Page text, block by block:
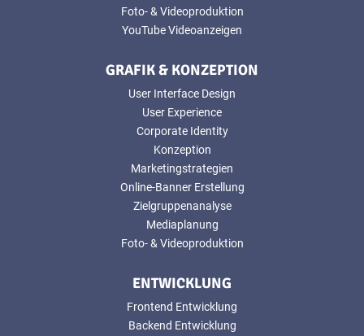
Foto- & Videoproduktion
YouTube Videoanzeigen
GRAFIK & KONZEPTION
User Interface Design
User Experience
Corporate Identity
Konzeption
Marketingstrategien
Online-Banner Erstellung
Zielgruppenanalyse
Mediaplanung
Foto- & Videoproduktion
ENTWICKLUNG
Frontend Entwicklung
Backend Entwicklung